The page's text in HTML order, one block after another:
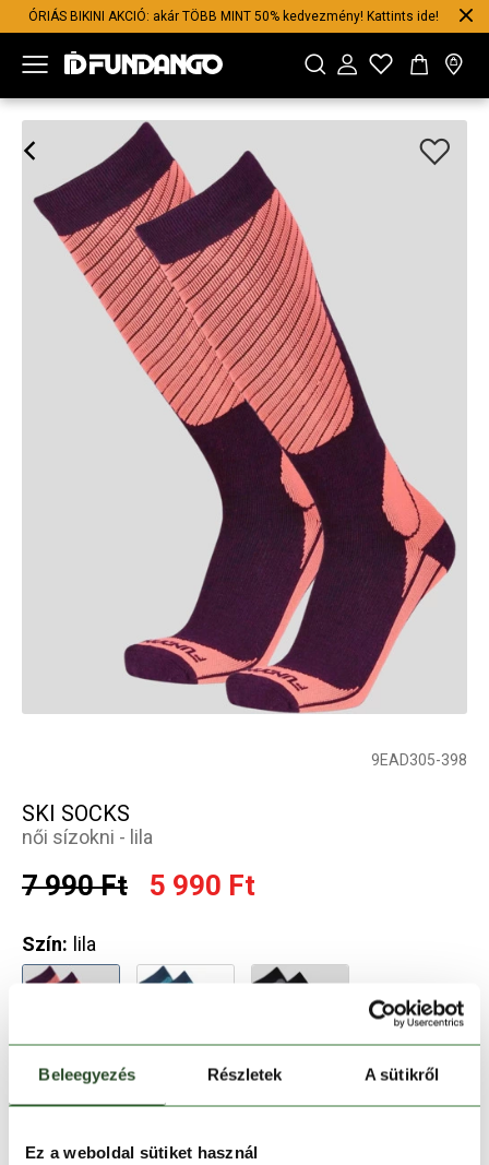
Beleegyezés Részletek A sütikről
Ez a weboldal sütiket használ
ÓRIÁS BIKINI AKCIÓ: akár TÖBB MINT 50% kedvezmény! Kattints ide!
9EAD305-398
SKI SOCKS
női sízokni - lila
7 990 Ft 5 990 Ft
Szín: lila